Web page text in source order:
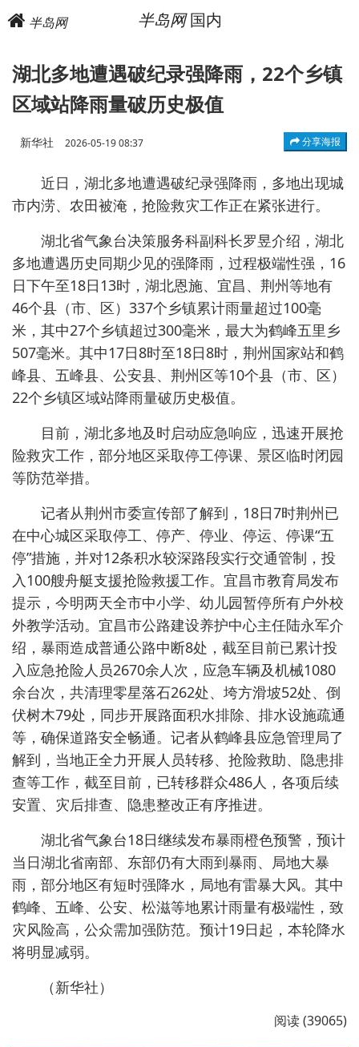
半岛网 半岛网国内
湖北多地遭遇破纪录强降雨，22个乡镇
区域站降雨量破历史极值
新华社 2026-05-19 08:37 分享海报
近日，湖北多地遭遇破纪录强降雨，多地出现城
市内涝、农田被淹，抢险救灾工作正在紧张进行。
湖北省气象台决策服务科副科长罗昱介绍，湖北
多地遭遇历史同期少见的强降雨，过程极端性强，16
日下午至18日13时，湖北恩施、宜昌、荆州等地有
46个县（市、区）337个乡镇累计雨量超过100毫
米，其中27个乡镇超过300毫米，最大为鹤峰五里乡
507毫米。其中17日8时至18日8时，荆州国家站和鹤
峰县、五峰县、公安县、荆州区等10个县（市、区）
22个乡镇区域站降雨量破历史极值。
目前，湖北多地及时启动应急响应，迅速开展抢
险救灾工作，部分地区采取停工停课、景区临时闭园
等防范举措。
记者从荆州市委宣传部了解到，18日7时荆州已
在中心城区采取停工、停产、停业、停运、停课“五
停”措施，并对12条积水较深路段实行交通管制，投
入100艘舟艇支援抢险救援工作。宜昌市教育局发布
提示，今明两天全市中小学、幼儿园暂停所有户外校
外教学活动。宜昌市公路建设养护中心主任陆永军介
绍，暴雨造成普通公路中断8处，截至目前已累计投
入应急抢险人员2670余人次，应急车辆及机械1080
余台次，共清理零星落石262处、垮方滑坡52处、倒
伏树木79处，同步开展路面积水排除、排水设施疏通
等，确保道路安全畅通。记者从鹤峰县应急管理局了
解到，当地正全力开展人员转移、抢险救助、隐患排
查等工作，截至目前，已转移群众486人，各项后续
安置、灾后排查、隐患整改正有序推进。
湖北省气象台18日继续发布暴雨橙色预警，预计
当日湖北省南部、东部仍有大雨到暴雨、局地大暴
雨，部分地区有短时强降水，局地有雷暴大风。其中
鹤峰、五峰、公安、松滋等地累计雨量有极端性，致
灾风险高，公众需加强防范。预计19日起，本轮降水
将明显减弱。
（新华社）
阅读 (39065)